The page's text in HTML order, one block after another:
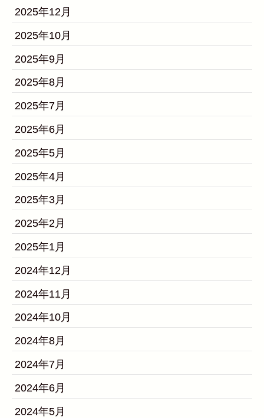
2025年12月
2025年10月
2025年9月
2025年8月
2025年7月
2025年6月
2025年5月
2025年4月
2025年3月
2025年2月
2025年1月
2024年12月
2024年11月
2024年10月
2024年8月
2024年7月
2024年6月
2024年5月